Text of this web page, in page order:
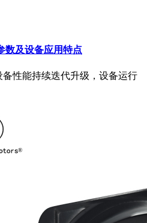
数及设备应用特点
性能持续迭代升级，设备运行